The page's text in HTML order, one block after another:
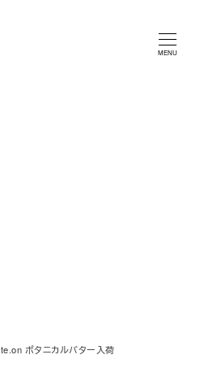
MENU
te.on ボタニカルバター入荷